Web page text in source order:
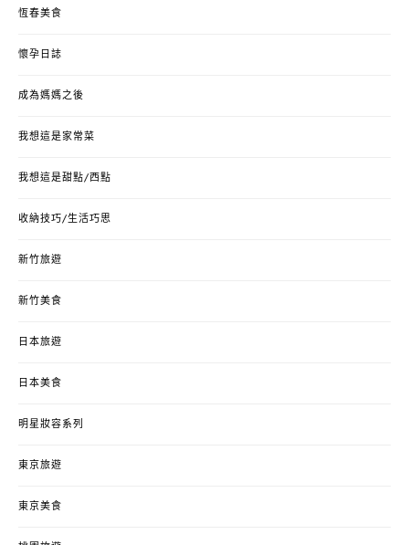
恆春美食
懷孕日誌
成為媽媽之後
我想這是家常菜
我想這是甜點/西點
收納技巧/生活巧思
新竹旅遊
新竹美食
日本旅遊
日本美食
明星妝容系列
東京旅遊
東京美食